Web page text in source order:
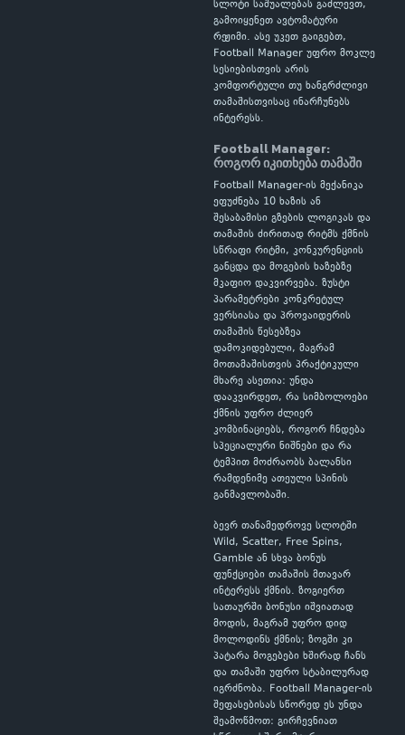
სლოტი საშუალებას გაძლევთ,
გამოიყენეთ ავტომატური
რეჟიმი. ასე უკეთ გაიგებთ,
Football Manager უფრო მოკლე
სესიებისთვის არის
კომფორტული თუ ხანგრძლივი
თამაშისთვისაც ინარჩუნებს
ინტერესს.
Football Manager:
როგორ იკითხება თამაში
Football Manager-ის მექანიკა
ეფუძნება 10 ხაზის ან
შესაბამისი გზების ლოგიკას და
თამაშის ძირითად რიტმს ქმნის
სწრაფი რიტმი, კონკურენციის
განცდა და მოგების ხაზებზე
მკაფიო დაკვირვება. ზუსტი
პარამეტრები კონკრეტულ
ვერსიასა და პროვაიდერის
თამაშის წესებზეა
დამოკიდებული, მაგრამ
მოთამაშისთვის პრაქტიკული
მხარე ასეთია: უნდა
დააკვირდეთ, რა სიმბოლოები
ქმნის უფრო ძლიერ
კომბინაციებს, როგორ ჩნდება
სპეციალური ნიშნები და რა
ტემპით მოძრაობს ბალანსი
რამდენიმე ათეული სპინის
განმავლობაში.
ბევრ თანამედროვე სლოტში
Wild, Scatter, Free Spins,
Gamble ან სხვა ბონუს
ფუნქციები თამაშის მთავარ
ინტერესს ქმნის. ზოგიერთ
სათაურში ბონუსი იშვიათად
მოდის, მაგრამ უფრო დიდ
მოლოდინს ქმნის; ზოგში კი
პატარა მოგებები ხშირად ჩანს
და თამაში უფრო სტაბილურად
იგრძნობა. Football Manager-ის
შეფასებისას სწორედ ეს უნდა
შეამოწმოთ: გირჩევნიათ